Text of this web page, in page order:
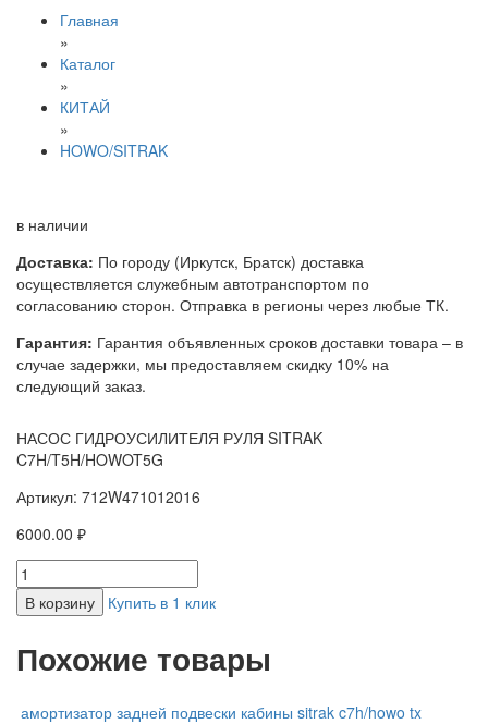
Главная
»
Каталог
»
КИТАЙ
»
HOWO/SITRAK
в наличии
Доставка: По городу (Иркутск, Братск) доставка
осуществляется служебным автотранспортом по
согласованию сторон. Отправка в регионы через любые ТК.
Гарантия: Гарантия объявленных сроков доставки товара – в
случае задержки, мы предоставляем скидку 10% на
следующий заказ.
НАСОС ГИДРОУСИЛИТЕЛЯ РУЛЯ SITRAK
C7H/T5H/HOWOT5G
Артикул: 712W471012016
6000.00 ₽
В корзину Купить в 1 клик
Похожие товары
амортизатор задней подвески кабины sitrak c7h/howo tx